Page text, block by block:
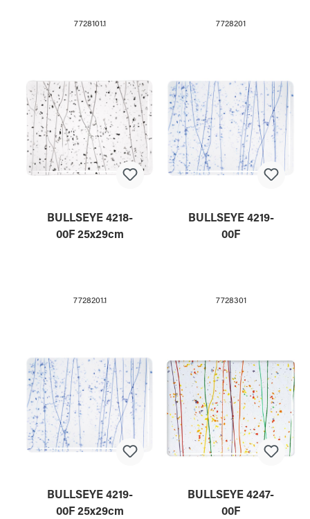
7728101.1 7728201
BULLSEYE 4218-
00F 25x29cm
7728201.1
BULLSEYE 4219-
00F
7728301
BULLSEYE 4219-
00F 25x29cm
BULLSEYE 4247-
00F